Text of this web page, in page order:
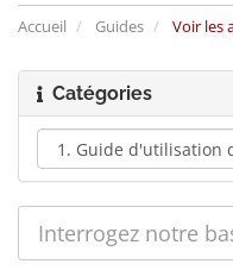
Accueil Guides Voir les
Catégories